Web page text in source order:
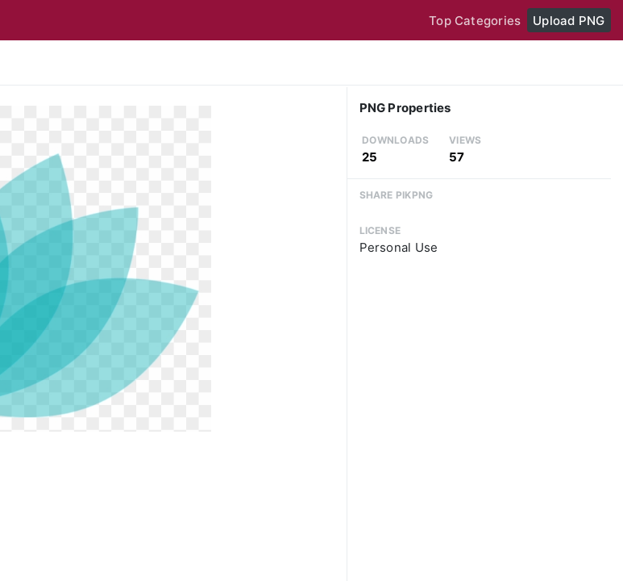
Top Categories Upload PNG
PNG Properties
DOWNLOADS
25
VIEWS
57
SHARE PIKPNG
LICENSE
Personal Use